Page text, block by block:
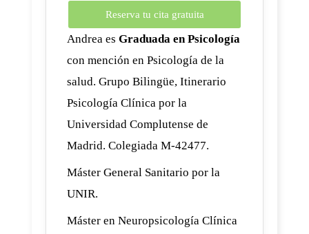
Reserva tu cita gratuita
Andrea es Graduada en Psicología
con mención en Psicología de la
salud. Grupo Bilingüe, Itinerario
Psicología Clínica por la
Universidad Complutense de
Madrid. Colegiada M-42477.
Máster General Sanitario por la
UNIR.
Máster en Neuropsicología Clínica